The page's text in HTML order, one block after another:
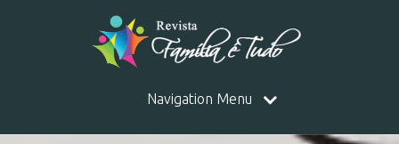
Navigation Menu